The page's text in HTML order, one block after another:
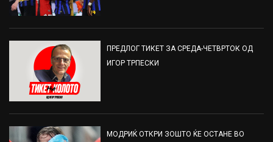
ПРЕДЛОГ ТИКЕТ ЗА СРЕДА-ЧЕТВРТОК ОД
ИГОР ТРПЕСКИ
МОДРИЌ ОТКРИ ЗОШТО ЌЕ ОСТАНЕ ВО